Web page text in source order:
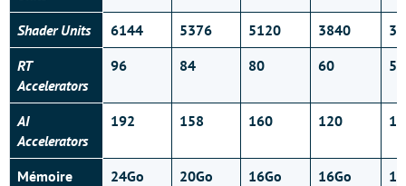
Shader Units 6144 5376 5120 3840
RT
Accelerators
96 84 80 60 54
AI
Accelerators
192 158 160 120
Mémoire
24Go
20Go
16Go
16Go